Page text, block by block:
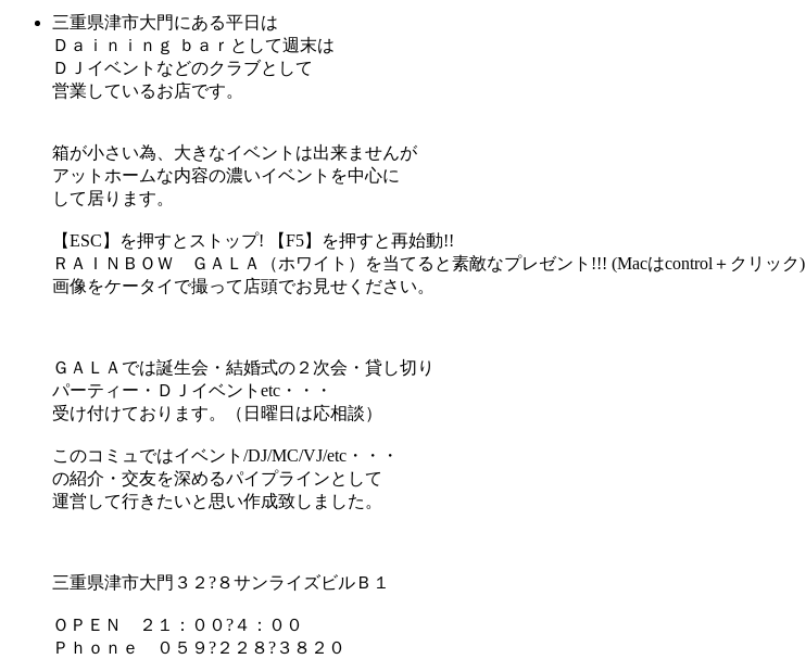
三重県津市大門にある平日は
Ｄａｉｎｉｎｇ ｂａｒとして週末は
ＤＪイベントなどのクラブとして
営業しているお店です。
箱が小さい為、大きなイベントは出来ませんが
アットホームな内容の濃いイベントを中心に
して居ります。
【ESC】を押すとストップ! 【F5】を押すと再始動!!
ＲＡＩＮＢＯＷ ＧＡＬＡ（ホワイト）を当てると素敵なプレゼント!!! (Macはcontrol＋クリック)
画像をケータイで撮って店頭でお見せください。
ＧＡＬＡでは誕生会・結婚式の２次会・貸し切り
パーティー・ＤＪイベントetc・・・
受け付けております。（日曜日は応相談）
このコミュではイベント/DJ/MC/VJ/etc・・・
の紹介・交友を深めるパイプラインとして
運営して行きたいと思い作成致しました。
三重県津市大門３２?８サンライズビルＢ１
ＯＰＥＮ ２１：００?４：００
Ｐｈｏｎｅ ０５９?２２８?３８２０